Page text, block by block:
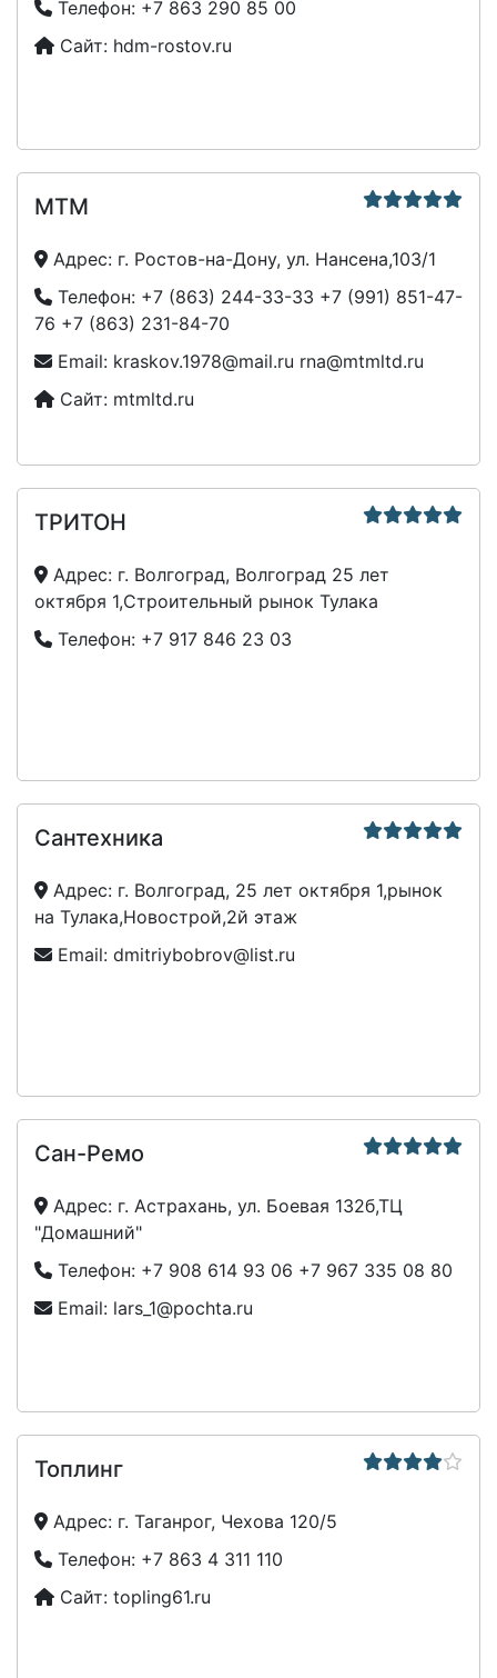
Телефон: +7 863 290 85 00
Сайт: hdm-rostov.ru
МТМ
Адрес: г. Ростов-на-Дону, ул. Нансена,103/1
Телефон: +7 (863) 244-33-33 +7 (991) 851-47-
76 +7 (863) 231-84-70
Email: kraskov.1978@mail.ru rna@mtmltd.ru
Сайт: mtmltd.ru
ТРИТОН
Адрес: г. Волгоград, Волгоград 25 лет
октября 1,Строительный рынок Тулака
Телефон: +7 917 846 23 03
Сантехника
Адрес: г. Волгоград, 25 лет октября 1,рынок
на Тулака,Новострой,2й этаж
Email: dmitriybobrov@list.ru
Сан-Ремо
Адрес: г. Астрахань, ул. Боевая 132б,ТЦ
"Домашний"
Телефон: +7 908 614 93 06 +7 967 335 08 80
Email: lars_1@pochta.ru
Топлинг
Адрес: г. Таганрог, Чехова 120/5
Телефон: +7 863 4 311 110
Сайт: topling61.ru